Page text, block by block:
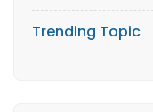
Trending Topic